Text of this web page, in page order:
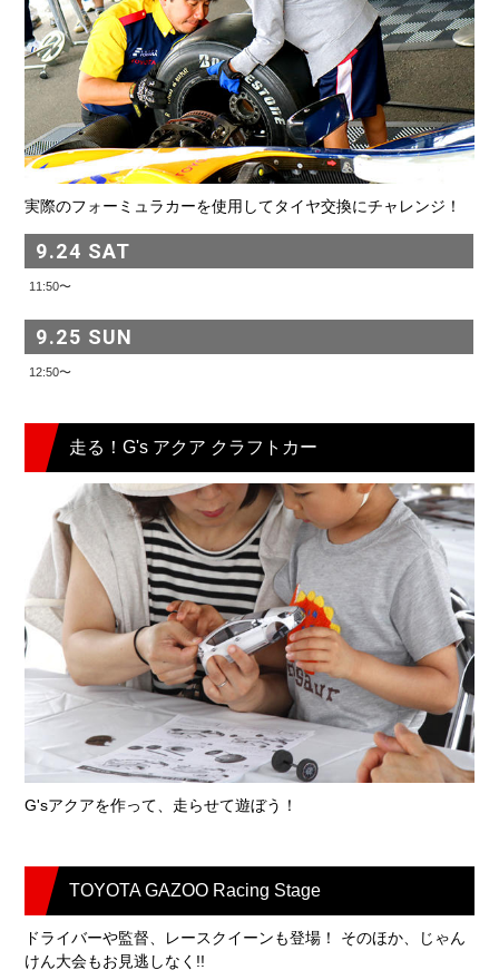
実際のフォーミュラカーを使用してタイヤ交換にチャレンジ！
9.24 SAT
11:50〜
9.25 SUN
12:50〜
走る！G's アクア クラフトカー
G'sアクアを作って、走らせて遊ぼう！
TOYOTA GAZOO Racing Stage
ドライバーや監督、レースクイーンも登場！ そのほか、じゃん
けん大会もお見逃しなく!!